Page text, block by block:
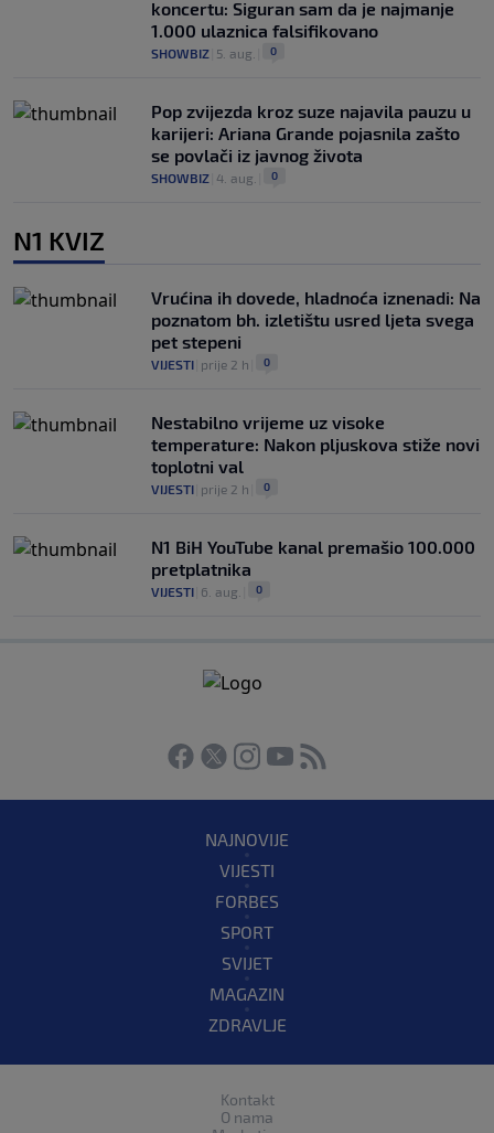
koncertu: Siguran sam da je najmanje
1.000 ulaznica falsifikovano
SHOWBIZ 5. aug. 0
Pop zvijezda kroz suze najavila pauzu u
karijeri: Ariana Grande pojasnila zašto
se povlači iz javnog života
SHOWBIZ 4. aug. 0
N1 KVIZ
Vrućina ih dovede, hladnoća iznenadi: Na
poznatom bh. izletištu usred ljeta svega
pet stepeni
VIJESTI prije 2 h 0
Nestabilno vrijeme uz visoke
temperature: Nakon pljuskova stiže novi
toplotni val
VIJESTI prije 2 h 0
N1 BiH YouTube kanal premašio 100.000
pretplatnika
VIJESTI 6. aug. 0
NAJNOVIJE
VIJESTI
FORBES
SPORT
SVIJET
MAGAZIN
ZDRAVLJE
Kontakt
O nama